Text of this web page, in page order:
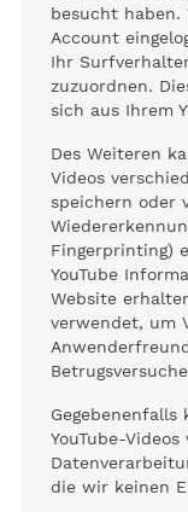
besucht haben.
Account
Ihr
zuzuordnen.
sich aus Ihrem
Des Weiteren
Videos
speichern oder
Fingerprinting)
YouTube
Website
verwendet, um
YouTube-
die wir keinen